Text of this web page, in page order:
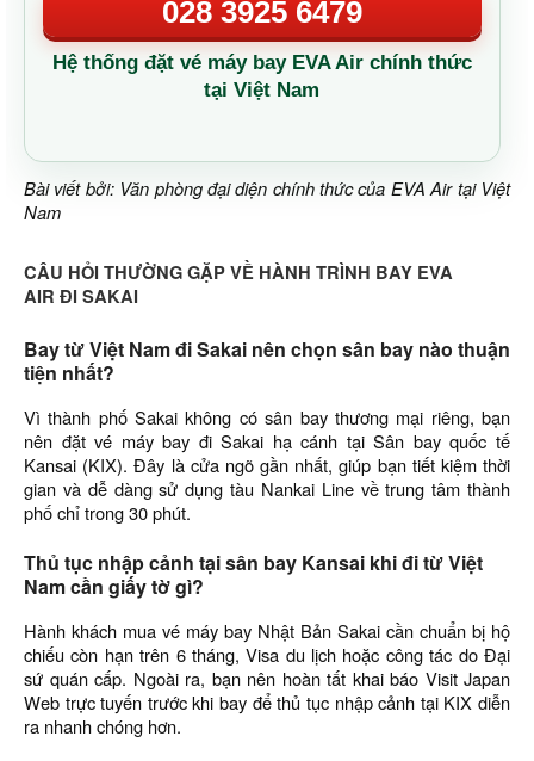
028 3925 6479
Hệ thống đặt vé máy bay EVA Air chính thức
tại Việt Nam
Bài viết bởi: Văn phòng đại diện chính thức của EVA Air tại Việt
Nam
CÂU HỎI THƯỜNG GẶP VỀ HÀNH TRÌNH BAY EVA
AIR ĐI SAKAI
Bay từ Việt Nam đi Sakai nên chọn sân bay nào thuận
tiện nhất?
Vì thành phố Sakai không có sân bay thương mại riêng, bạn
nên đặt vé máy bay đi Sakai hạ cánh tại Sân bay quốc tế
Kansai (KIX). Đây là cửa ngõ gần nhất, giúp bạn tiết kiệm thời
gian và dễ dàng sử dụng tàu Nankai Line về trung tâm thành
phố chỉ trong 30 phút.
Thủ tục nhập cảnh tại sân bay Kansai khi đi từ Việt
Nam cần giấy tờ gì?
Hành khách mua vé máy bay Nhật Bản Sakai cần chuẩn bị hộ
chiếu còn hạn trên 6 tháng, Visa du lịch hoặc công tác do Đại
sứ quán cấp. Ngoài ra, bạn nên hoàn tất khai báo Visit Japan
Web trực tuyến trước khi bay để thủ tục nhập cảnh tại KIX diễn
ra nhanh chóng hơn.